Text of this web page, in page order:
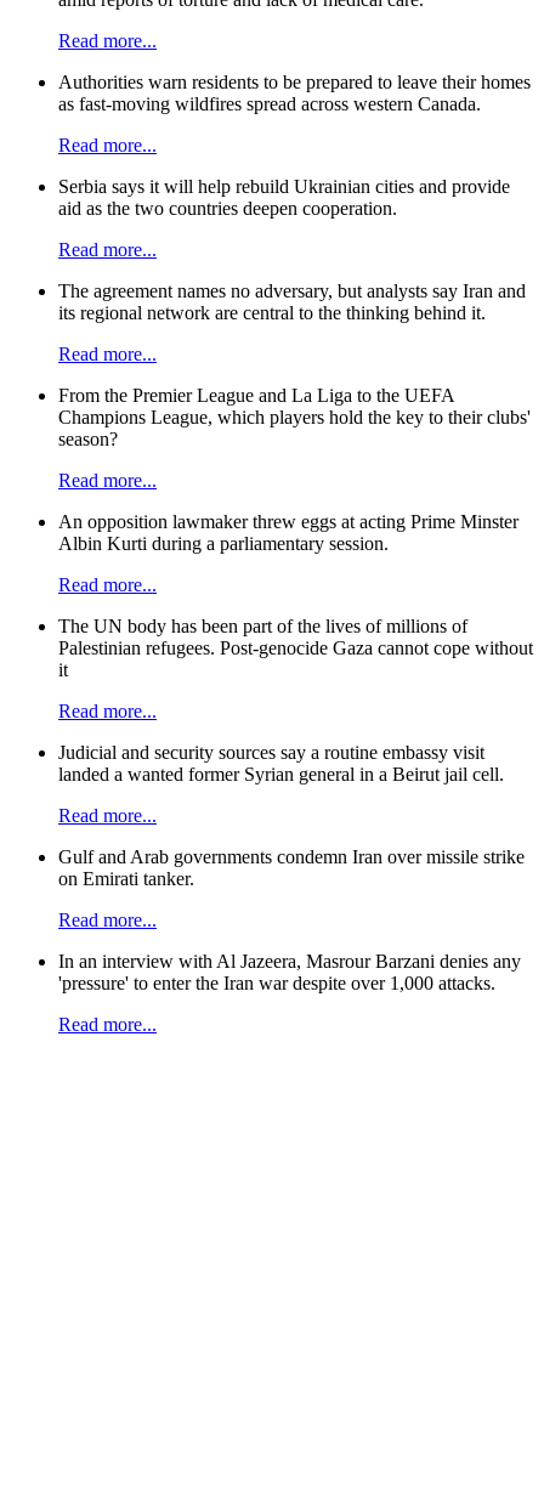
வன்முறையும்,மோதலும்
மோதலைத் தீர்த்தல், மோதல்
மத்தியஸ்தம், சமாதானக் கற்கை,
சர்வதேச அரசியல், வெளிநாட்டுக்
அதிகாரச் சமநிலை, சர்வதேசச் சட்டம்,
போன்ற சர்வதேச அரசியலில் இடம்பெறும்
சில முக்கியமான கோட்பாடுகள் பல இந்
Read more...
Authorities warn residents to be prepared to leave their homes
as fast-moving wildfires spread across western Canada.
Read more...
Serbia says it will help rebuild Ukrainian cities and provide
aid as the two countries deepen cooperation.
Read more...
The agreement names no adversary, but analysts say Iran and
its regional network are central to the thinking behind it.
Read more...
From the Premier League and La Liga to the UEFA
Champions League, which players hold the key to their clubs'
season?
Read more...
An opposition lawmaker threw eggs at acting Prime Minster
Albin Kurti during a parliamentary session.
Read more...
The UN body has been part of the lives of millions of
Palestinian refugees. Post-genocide Gaza cannot cope without
it
Read more...
Judicial and security sources say a routine embassy visit
landed a wanted former Syrian general in a Beirut jail cell.
Read more...
Gulf and Arab governments condemn Iran over missile strike
on Emirati tanker.
Read more...
In an interview with Al Jazeera, Masrour Barzani denies any
'pressure' to enter the Iran war despite over 1,000 attacks.
Read more...